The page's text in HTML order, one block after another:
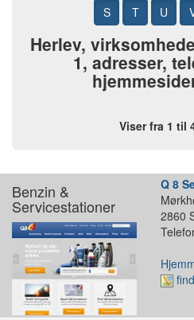
S
T U
Herlev,
1, adresser,
Viser fra 1 til
Benzin &
Servicestationer
Q 8
2860